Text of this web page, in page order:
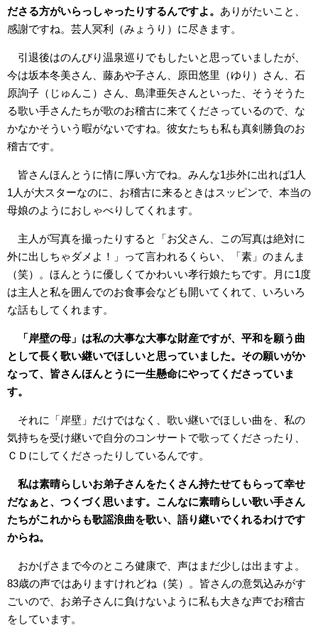
ださる方がいらっしゃったりするんですよ。 ありがたいこと、
感謝ですね。芸人冥利（みょうり）に尽きます。
引退後はのんびり温泉巡りでもしたいと思っていましたが、
今は坂本冬美さん、藤あや子さん、原田悠里（ゆり）さん、石
原詢子（じゅんこ）さん、島津亜矢さんといった、そうそうた
る歌い手さんたちが歌のお稽古に来てくださっているので、な
かなかそういう暇がないですね。彼女たちも私も真剣勝負のお
稽古です。
皆さんほんとうに情に厚い方でね。みんな1歩外に出れば1人
1人が大スターなのに、お稽古に来るときはスッピンで、本当の
母娘のようにおしゃべりしてくれます。
主人が写真を撮ったりすると「お父さん、この写真は絶対に
外に出しちゃダメよ！」って言われるくらい、「素」のまんま
（笑）。ほんとうに優しくてかわいい孝行娘たちです。月に1度
は主人と私を囲んでのお食事会なども開いてくれて、いろいろ
な話もしてくれます。
「岸壁の母」は私の大事な大事な財産ですが、平和を願う曲
として長く歌い継いでほしいと思っていました。その願いがか
なって、皆さんほんとうに一生懸命にやってくださっていま
す。
それに「岸壁」だけではなく、歌い継いでほしい曲を、私の
気持ちを受け継いで自分のコンサートで歌ってくださったり、
ＣＤにしてくださったりしているんです。
私は素晴らしいお弟子さんをたくさん持たせてもらって幸せ
だなぁと、つくづく思います。こんなに素晴らしい歌い手さん
たちがこれからも歌謡浪曲を歌い、語り継いでくれるわけです
からね。
おかげさまで今のところ健康で、声はまだ少しは出ますよ。
83歳の声ではありますけれどね（笑）。皆さんの意気込みがす
ごいので、お弟子さんに負けないように私も大きな声でお稽古
をしています。